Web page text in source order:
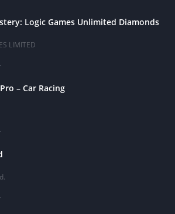
Logic Games Unlimited Diamonds
LIMITED
– Car Racing